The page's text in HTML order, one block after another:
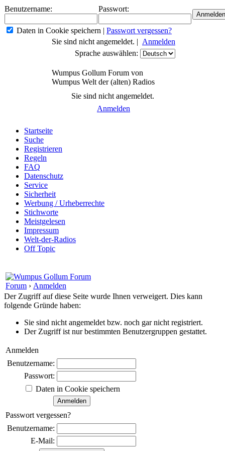
Benutzername: Passwort:
Daten in Cookie speichern | Passwort vergessen?
Sie sind nicht angemeldet. | Anmelden
Sprache auswählen:
Wumpus Gollum Forum von
Wumpus Welt der (alten) Radios
Sie sind nicht angemeldet.
Anmelden
Startseite
Suche
Registrieren
Regeln
FAQ
Datenschutz
Service
Sicherheit
Werbung / Urheberrechte
Stichworte
Meistgelesen
Impressum
Welt-der-Radios
Off Topic
Forum › Anmelden
Der Zugriff auf diese Seite wurde Ihnen verweigert. Dies kann
folgende Gründe haben:
Sie sind nicht angemeldet bzw. noch gar nicht registriert.
Der Zugriff ist nur bestimmten Benutzergruppen gestattet.
Anmelden
Benutzername:
Passwort:
Daten in Cookie speichern
Passwort vergessen?
Benutzername:
E-Mail: